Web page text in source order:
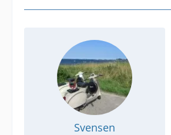
Svensen